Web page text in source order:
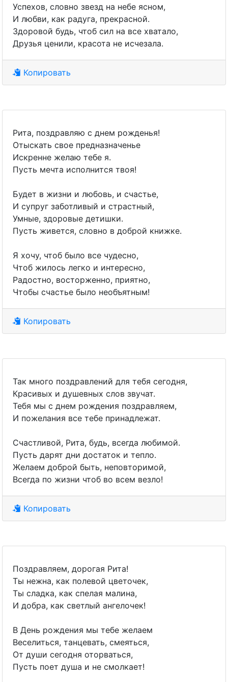
Успехов, словно звезд на небе ясном,
И любви, как радуга, прекрасной.
Здоровой будь, чтоб сил на все хватало,
Друзья ценили, красота не исчезала.
Копировать
Рита, поздравляю с днем рожденья!
Отыскать свое предназначенье
Искренне желаю тебе я.
Пусть мечта исполнится твоя!
Будет в жизни и любовь, и счастье,
И супруг заботливый и страстный,
Умные, здоровые детишки.
Пусть живется, словно в доброй книжке.
Я хочу, чтоб было все чудесно,
Чтоб жилось легко и интересно,
Радостно, восторженно, приятно,
Чтобы счастье было необъятным!
Копировать
Так много поздравлений для тебя сегодня,
Красивых и душевных слов звучат.
Тебя мы с днем рождения поздравляем,
И пожелания все тебе принадлежат.
Счастливой, Рита, будь, всегда любимой.
Пусть дарят дни достаток и тепло.
Желаем доброй быть, неповторимой,
Всегда по жизни чтоб во всем везло!
Копировать
Поздравляем, дорогая Рита!
Ты нежна, как полевой цветочек,
Ты сладка, как спелая малина,
И добра, как светлый ангелочек!
В День рождения мы тебе желаем
Веселиться, танцевать, смеяться,
От души сегодня оторваться,
Пусть поет душа и не смолкает!